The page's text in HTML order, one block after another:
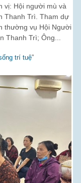
vị: Hội người mù và
Thanh Trì. Tham dự
thường vụ Hội Người
Thanh Trì; Ông...
trí tuệ”